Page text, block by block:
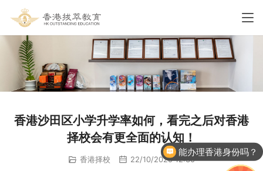
香港沙田区小学升学率如何，看完之后对香港
择校会有更全面的认知！
香港择校 22/10/2025 12:30
能办理香港身份吗？